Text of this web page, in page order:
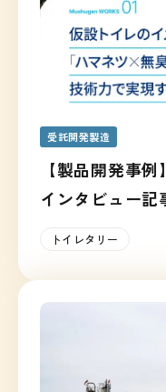
受託開発製造
【製品開発事
インタビュー記
トイレタリー